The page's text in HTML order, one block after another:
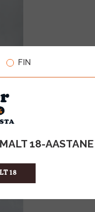
FIN
18-AASTANE
18